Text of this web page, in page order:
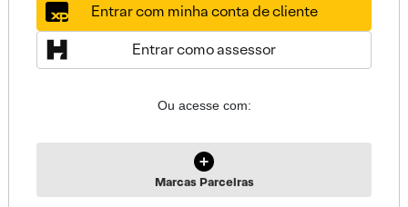
Entrar com minha conta de cliente
Entrar como assessor
Ou acesse com:
Marcas Parceiras